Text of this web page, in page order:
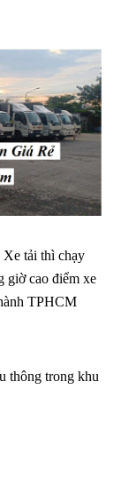
Xe tải thì chạy
giờ cao điểm xe
TPHCM
thông trong khu